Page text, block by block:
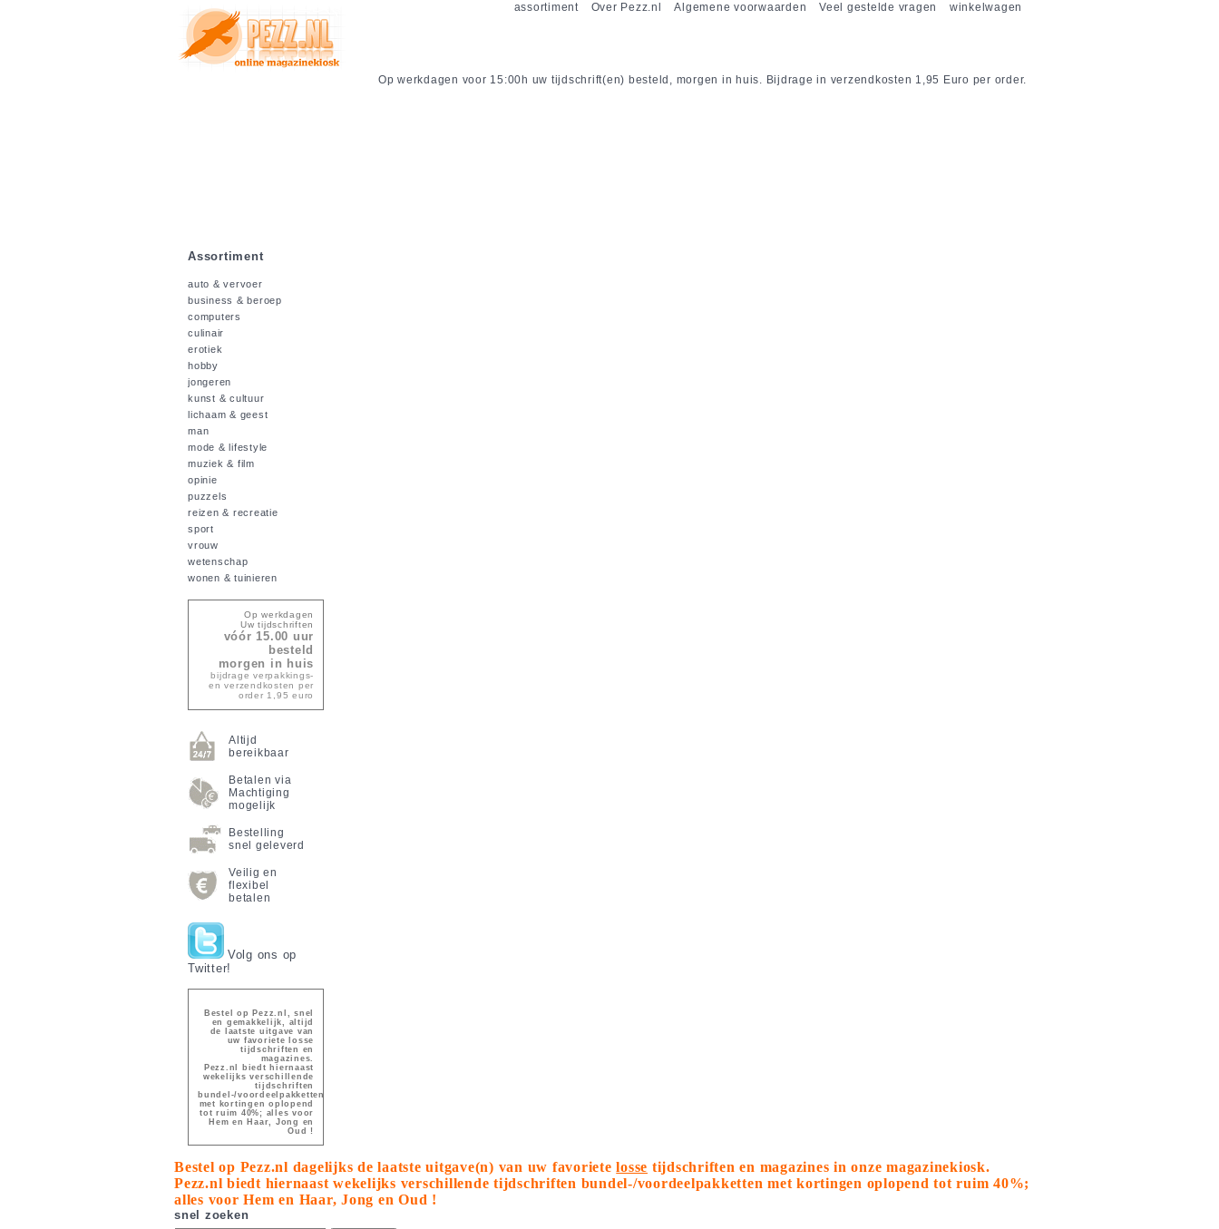
assortiment Over Pezz.nl Algemene voorwaarden Veel gestelde vragen winkelwagen
Op werkdagen voor 15:00h uw tijdschrift(en) besteld, morgen in huis. Bijdrage in verzendkosten 1,95 Euro per order.
Assortiment
auto & vervoer
business & beroep
computers
culinair
erotiek
hobby
jongeren
kunst & cultuur
lichaam & geest
man
mode & lifestyle
muziek & film
opinie
puzzels
reizen & recreatie
sport
vrouw
wetenschap
wonen & tuinieren
Op werkdagen
Uw tijdschriften
vóór 15.00 uur
besteld
morgen in huis
bijdrage verpakkings-
en verzendkosten per
order 1,95 euro
Altijd
bereikbaar
Betalen via
Machtiging
mogelijk
Bestelling
snel geleverd
Veilig en
flexibel
betalen
Volg ons op
Twitter!
Bestel op Pezz.nl, snel
en gemakkelijk, altijd
de laatste uitgave van
uw favoriete losse
tijdschriften en
magazines.
Pezz.nl biedt hiernaast
wekelijks verschillende
tijdschriften
bundel-/voordeelpakketten
met kortingen oplopend
tot ruim 40%; alles voor
Hem en Haar, Jong en
Oud !
Bestel op Pezz.nl dagelijks de laatste uitgave(n) van uw favorietelosse tijdschriften en magazines in onze magazinekiosk.
Pezz.nl biedt hiernaast wekelijks verschillende tijdschriften bundel-/voordeelpakketten met kortingen oplopend tot ruim 40%;
alles voor Hem en Haar, Jong en Oud !
snel zoeken